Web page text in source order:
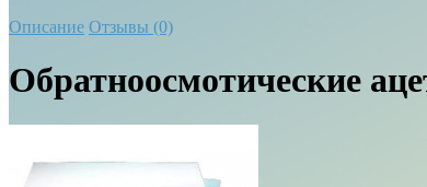
Описание Отзывы (0)
Обратноосмотические